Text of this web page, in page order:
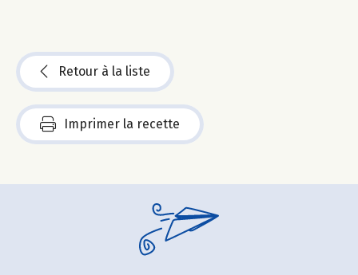
Retour à la liste
Imprimer la recette